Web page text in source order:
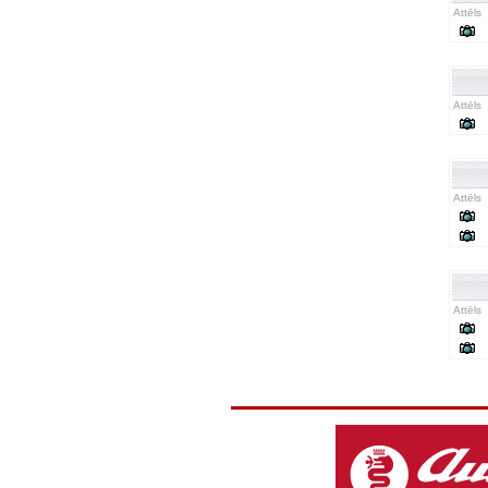
Attēls
Attēls
Attēls
Attēls